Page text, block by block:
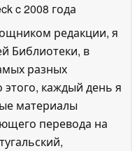
c 2008 года
редакции, я
Библиотеки, в
разных
каждый день я
материалы
перевода на